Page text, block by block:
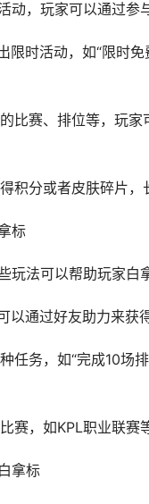
动，玩家可以通过参
限时活动，如“限时
比赛、排位等，玩
积分或者皮肤碎片
标
玩法可以帮助玩家白
以通过好友助力来获
任务，如“完成10场
赛，如KPL职业联赛
拿标